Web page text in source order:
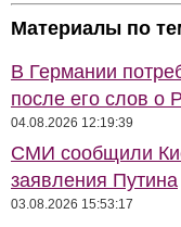
Материалы по
В Германии
после его слов о
04.08.2026 12:19:39
СМИ сообщили
заявления Путина
03.08.2026 15:53:17